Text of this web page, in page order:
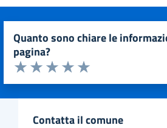
quanto sono chiare le informazioni su questa
pagina?
Valuta da 1 a 5 stelle la pagina
Valuta 5 stelle su 5
Valuta 4 stelle su 5
Valuta 3 stelle su 5
Valuta 2 stelle su 5
Valuta 1 stelle su 5
contatta il comune